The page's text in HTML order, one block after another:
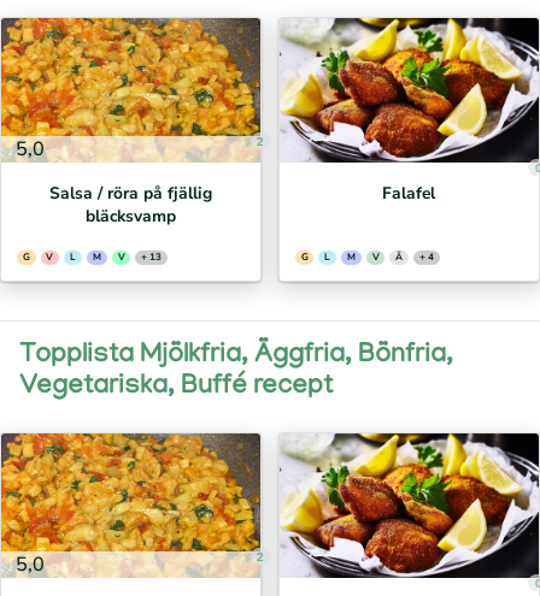
5,0 2
Salsa / röra på fjällig
bläcksvamp
G V L M V + 13
Falafel
G L M V Ä + 4
Topplista Mjölkfria, Äggfria, Bönfria,
Vegetariska, Buffé recept
5,0 2